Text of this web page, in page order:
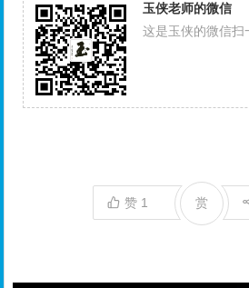
玉侠老师的微信
这是玉侠的微信扫
赞 1 赏